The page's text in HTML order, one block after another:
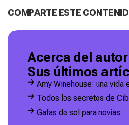
COMPARTE ESTE
Acerca del autor
Sus últimos
Amy Winehouse: una vida
Todos los secretos de
Gafas de sol para novias